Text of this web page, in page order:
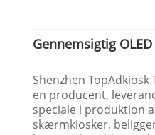
Gennemsigtig
Shenzhen TopAdkiosk
en producent,
speciale i produktion
skærmkiosker,